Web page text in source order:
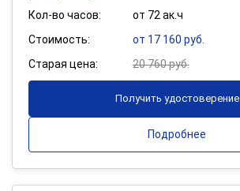
Кол-во часов:
от 72 ак.ч
Стоимость:
от 17 160 руб.
Старая цена:
20 760 руб.
Получить удостоверение
Подробнее